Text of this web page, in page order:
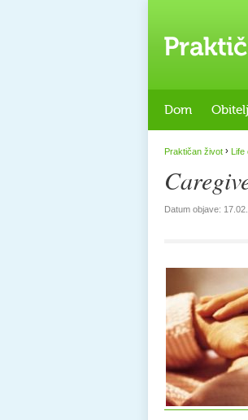
Dom Obitelj
Praktičan život › Life
Datum objave: